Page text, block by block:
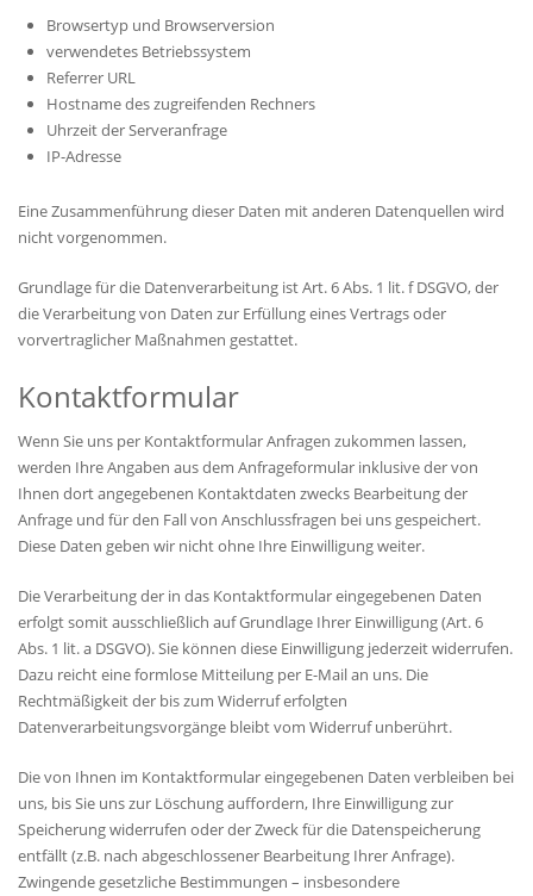
Browsertyp und Browserversion
verwendetes Betriebssystem
Referrer URL
Hostname des zugreifenden Rechners
Uhrzeit der Serveranfrage
IP-Adresse
Eine Zusammenführung dieser Daten mit anderen Datenquellen wird
nicht vorgenommen.
Grundlage für die Datenverarbeitung ist Art. 6 Abs. 1 lit. f DSGVO, der
die Verarbeitung von Daten zur Erfüllung eines Vertrags oder
vorvertraglicher Maßnahmen gestattet.
Kontaktformular
Wenn Sie uns per Kontaktformular Anfragen zukommen lassen,
werden Ihre Angaben aus dem Anfrageformular inklusive der von
Ihnen dort angegebenen Kontaktdaten zwecks Bearbeitung der
Anfrage und für den Fall von Anschlussfragen bei uns gespeichert.
Diese Daten geben wir nicht ohne Ihre Einwilligung weiter.
Die Verarbeitung der in das Kontaktformular eingegebenen Daten
erfolgt somit ausschließlich auf Grundlage Ihrer Einwilligung (Art. 6
Abs. 1 lit. a DSGVO). Sie können diese Einwilligung jederzeit widerrufen.
Dazu reicht eine formlose Mitteilung per E-Mail an uns. Die
Rechtmäßigkeit der bis zum Widerruf erfolgten
Datenverarbeitungsvorgänge bleibt vom Widerruf unberührt.
Die von Ihnen im Kontaktformular eingegebenen Daten verbleiben bei
uns, bis Sie uns zur Löschung auffordern, Ihre Einwilligung zur
Speicherung widerrufen oder der Zweck für die Datenspeicherung
entfällt (z.B. nach abgeschlossener Bearbeitung Ihrer Anfrage).
Zwingende gesetzliche Bestimmungen – insbesondere